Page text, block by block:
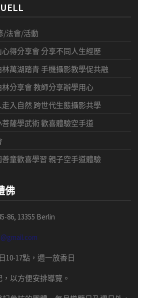
/法會/活動
心得分享會 分享不同人生經歷
林萬湖踏青 手機攝影教學促共融
林分享會 教師分享辦學用心
走入自然 跨世代生態攝影共學
菩薩學武術 歡喜體驗空手道
善童歡喜學習 親子空手道體驗
佛
86, 13355 Berlin
10-17點， 週一放香日
，以方便安排導覽 。